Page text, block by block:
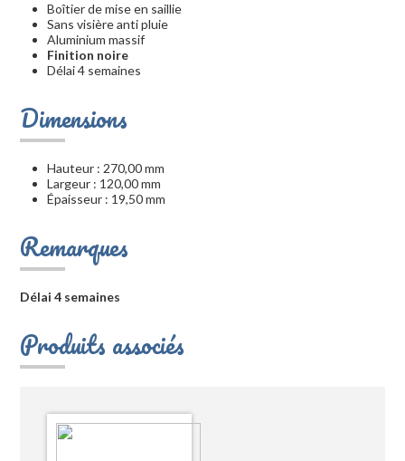
Boîtier de mise en saillie
Sans visière anti pluie
Aluminium massif
Finition noire
Délai 4 semaines
Dimensions
Hauteur : 270,00 mm
Largeur : 120,00 mm
Épaisseur : 19,50 mm
Remarques
Délai 4 semaines
Produits associés